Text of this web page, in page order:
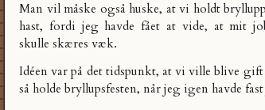
Man vil måske også huske, at vi holdt
hast, fordi jeg havde fået at vide, at mit
skulle skæres væk.
Idéen var på det tidspunkt, at vi ville blive
så holde bryllupsfesten, når jeg igen havde